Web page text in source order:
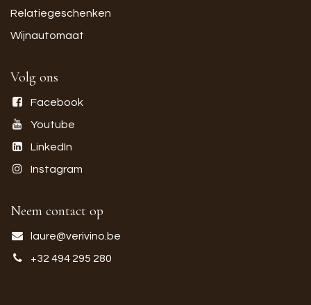
Relatiegeschenken
Wijnautomaat
Volg ons
Facebook
Youtube
LinkedIn
Instagram
Neem contact op
laure@verivino.be
+32 494 295 280